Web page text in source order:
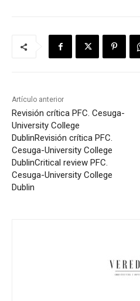
Artículo anterior
Revisión crítica PFC. Cesuga-
University College
DublinRevisión crítica PFC.
Cesuga-University College
DublinCritical review PFC.
Cesuga-University College
Dublin